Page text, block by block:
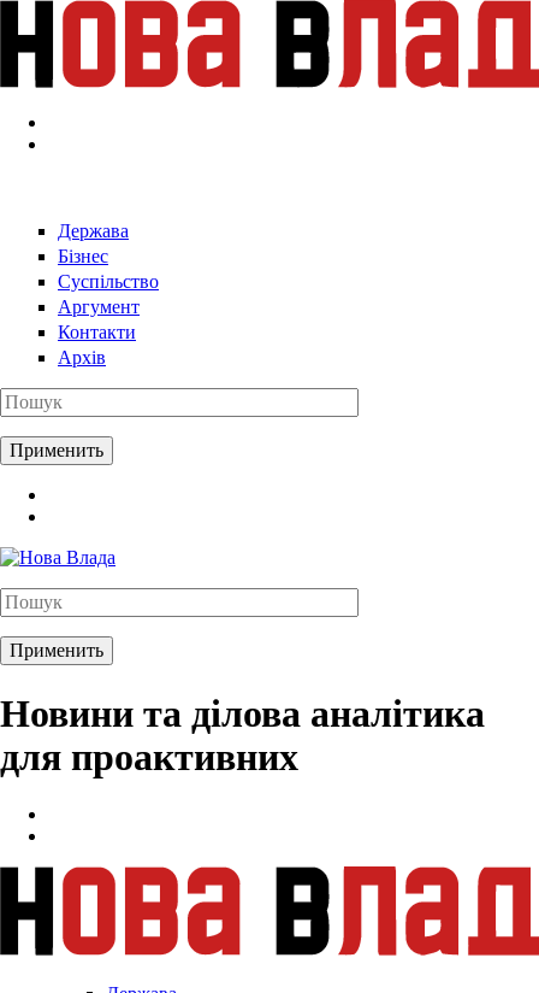
Перейти к основному содержанию
Держава
Бізнес
Суспільство
Аргумент
Контакти
Архів
Новини та ділова аналітика
для проактивних